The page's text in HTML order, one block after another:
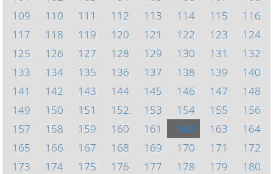
109
110 111 112 113 114 115
116
117
118 119 120 121 122 123
124
125
126 127 128 129 130 131
132
133
134 135 136 137 138 139
140
141
142 143 144 145 146 147
148
149
150 151 152 153 154 155
156
157
158 159 160 161 162 163
164
165
166 167 168 169 170 171
172
173
174 175 176 177 178 179
180